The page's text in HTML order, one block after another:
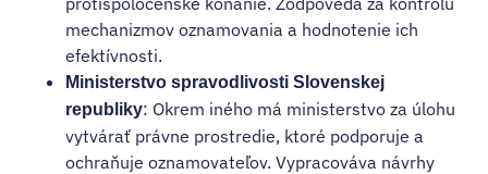
mechanizmov oznamovania a hodnotenie ich
efektívnosti.
Ministerstvo spravodlivosti Slovenskej
republiky: Okrem iného má ministerstvo za úlohu
vytvárať právne prostredie, ktoré podporuje a
ochraňuje oznamovateľov. Vypracováva návrhy